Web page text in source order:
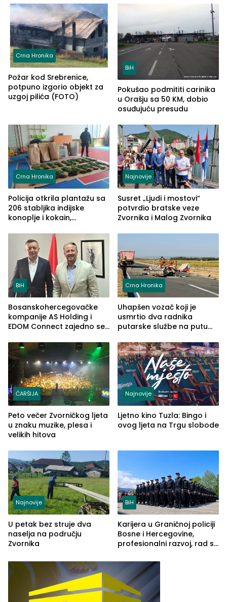
Crna Hronika
Požar kod Srebrenice,
potpuno izgorio objekt za
uzgoj pilića (FOTO)
BiH
Pokušao podmititi carinika
u Orašju sa 50 KM, dobio
osuđujuću presudu
Crna Hronika
Policija otkrila plantažu sa
206 stabljika indijske
konoplje i kokain,
(FOTO)
Najnovije
Susret „Ljudi i mostovi“
potvrdio bratske veze
Zvornika i Malog Zvornika
BiH
Bosanskohercegovačke
kompanije AS Holding i
EDOM Connect zajedno se
Crna Hronika
Uhapšen vozač koji je
usmrtio dva radnika
putarske službe na putu
(FOTO)
ČARŠIJA
Peto večer Zvorničkog ljeta
u znaku muzike, plesa i
velikih hitova
Najnovije
Ljetno kino Tuzla: Bingo i
ovog ljeta na Trgu slobode
Najnovije
U petak bez struje dva
naselja na području
Zvornika
BiH
Karijera u Graničnoj policiji
Bosne i Hercegovine,
profesionalni razvoj, rad sa
služba građanima